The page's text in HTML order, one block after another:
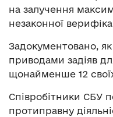
на залучення
незаконної
Задокументовано,
приводами задіяв
щонайменше 12
Співробітники СБУ
протиправну